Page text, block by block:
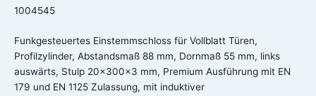
1004545
Funkgesteuertes Einstemmschloss für Vollblatt Türen,
Profilzylinder, Abstandsmaß 88 mm, Dornmaß 55 mm, links
auswärts, Stulp 20x300x3 mm, Premium Ausführung mit EN
179 und EN 1125 Zulassung, mit induktiver